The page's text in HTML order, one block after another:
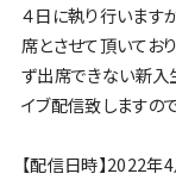
４日に執り行います
席とさせて頂いてお
ず出席できない新入
イブ配信致しますの
【配信日時】2022年